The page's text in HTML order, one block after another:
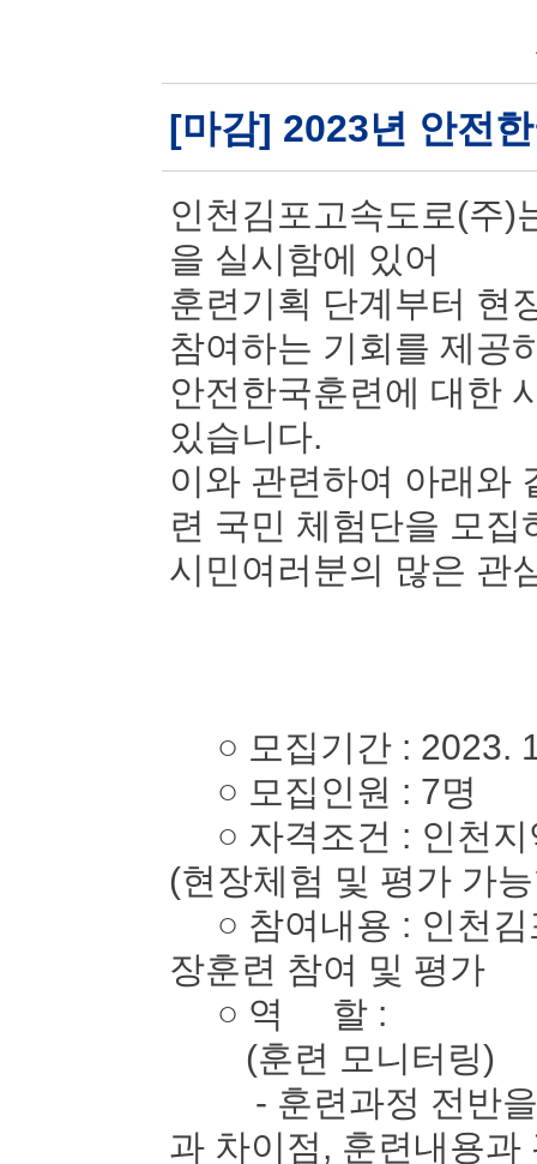
[마감] 2023년 안전
인천김포고속도로(주)
을 실시함에 있어
훈련기획 단계부터 현
참여하는 기회를 제공
안전한국훈련에 대한
있습니다.
이와 관련하여 아래와
련 국민 체험단을 모집
시민여러분의 많은 관
○ 모집기간 : 2023.
○ 모집인원 : 7명
○ 자격조건 : 인천지
(현장체험 및 평가 가
○ 참여내용 : 인천김
장훈련 참여 및 평가
○ 역 할 :
(훈련 모니터링)
- 훈련과정 전반을
과 차이점, 훈련내용과